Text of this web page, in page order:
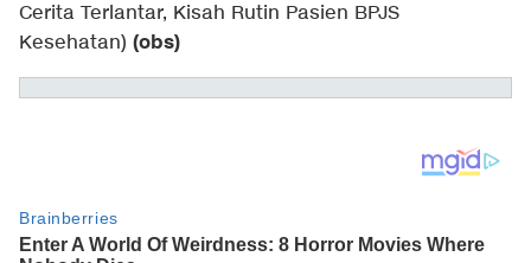
Cerita Terlantar, Kisah Rutin Pasien BPJS
Kesehatan) (obs)